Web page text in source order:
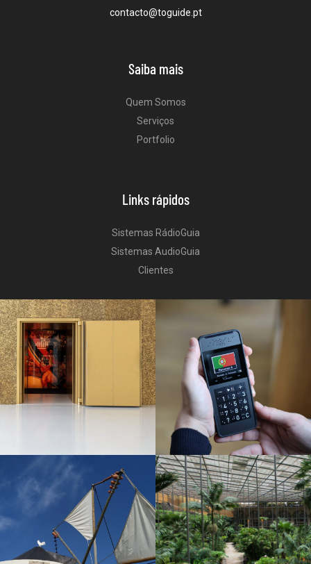
contacto@toguide.pt
Saiba mais
Quem Somos
Serviços
Portfolio
Links rápidos
Sistemas RádioGuia
Sistemas AudioGuia
Clientes